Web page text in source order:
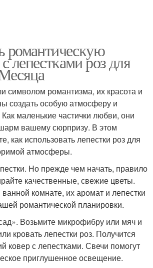
романтическую
лепестками роз для
символом романтизма, их красота и
создать особую атмосферу и
маленькие частички любви, они
вашему сюрпризу. В этом
как использовать лепестки роз для
атмосферы.
Но прежде чем начать, правило
качественные, свежие цветы.
ванной комнате, их аромат и лепестки
романтической планировки.
Возьмите микрофибру или мяч и
кровать лепестки роз. Получится
ковер с лепестками. Свечи помогут
приглушенное освещение.